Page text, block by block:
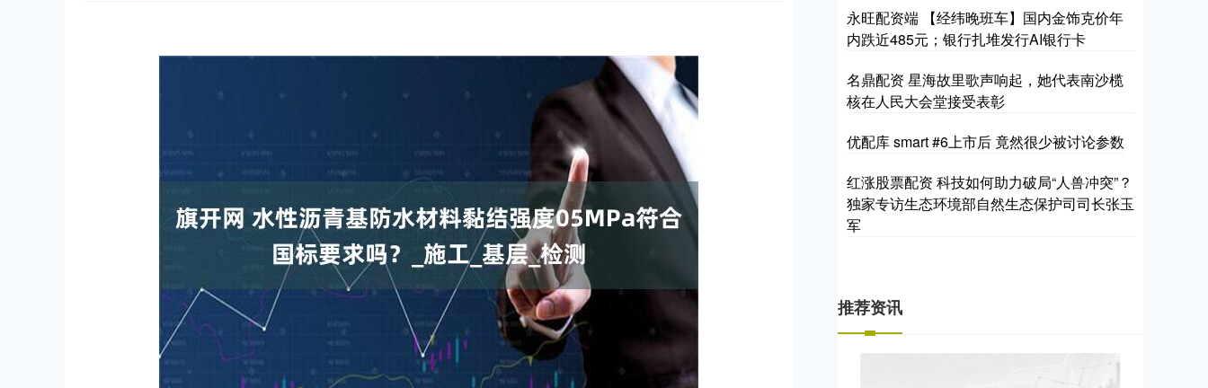
永旺配资端 【经纬晚班车】国内金饰克价年
内跌近485元；银行扎堆发行AI银行卡
名鼎配资 星海故里歌声响起，她代表南沙榄
核在人民大会堂接受表彰
优配库 smart #6上市后 竟然很少被讨论参数
红涨股票配资 科技如何助力破局“人兽冲突”？
独家专访生态环境部自然生态保护司司长张玉
军
推荐资讯